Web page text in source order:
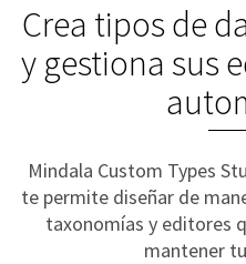
Crea tipos de
y gestiona sus
Mindala Custom Types
te permite diseñar de
taxonomías y editores
mantener